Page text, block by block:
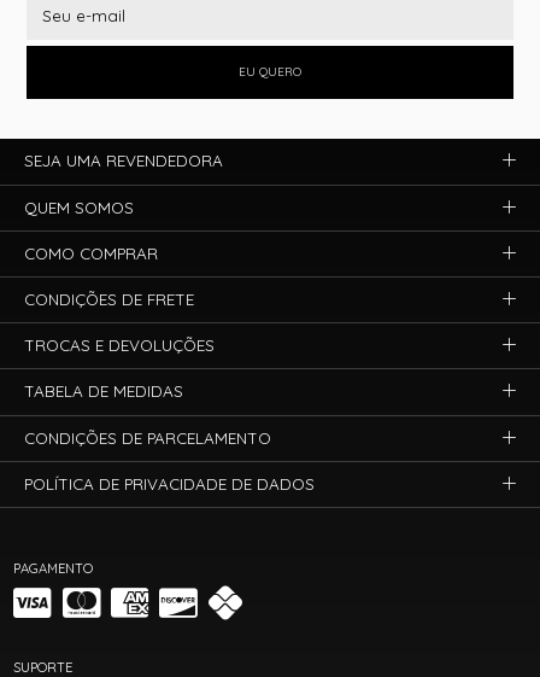
EU QUERO
PAGAMENTO
SUPORTE
SEJA UMA REVENDEDORA
QUEM SOMOS
COMO COMPRAR
CONDIÇÕES DE FRETE
TROCAS E DEVOLUÇÕES
TABELA DE MEDIDAS
CONDIÇÕES DE PARCELAMENTO
POLÍTICA DE PRIVACIDADE DE DADOS